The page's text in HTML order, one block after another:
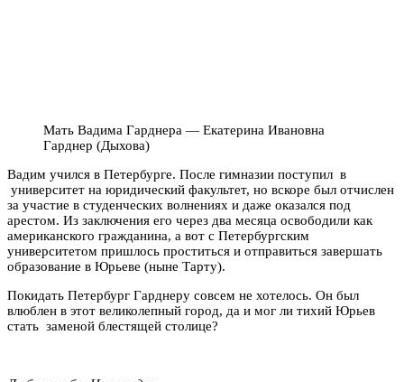
Мать Вадима Гарднера — Екатерина Ивановна
Гарднер (Дыхова)
Вадим учился в Петербурге. После гимназии поступил в
университет на юридический факультет, но вскоре был отчислен
за участие в студенческих волнениях и даже оказался под
арестом. Из заключения его через два месяца освободили как
американского гражданина, а вот с Петербургским
университетом пришлось проститься и отправиться завершать
образование в Юрьеве (ныне Тарту).
Покидать Петербург Гарднеру совсем не хотелось. Он был
влюблен в этот великолепный город, да и мог ли тихий Юрьев
стать заменой блестящей столице?